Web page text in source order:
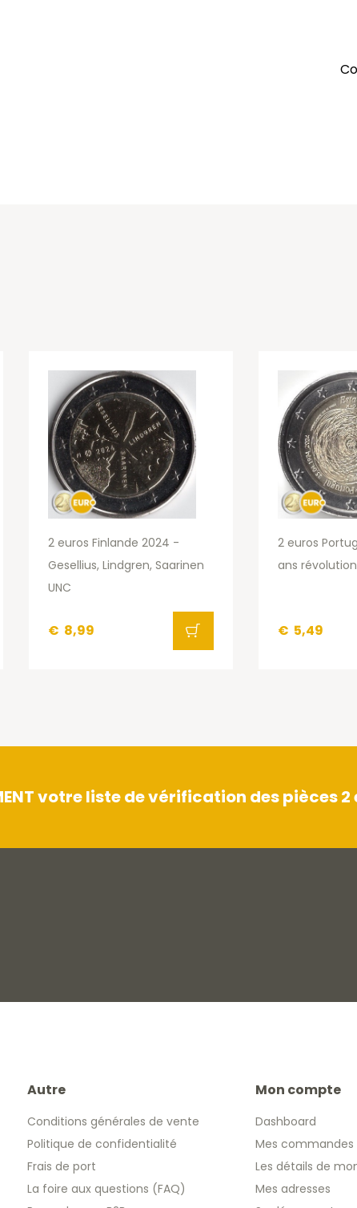
2 euros Finlande 2024 -
Gesellius, Lindgren, Saarinen
UNC
€ 8,99
2 euros
ans révolution
€ 5,49
votre liste de vérification des pièces
Autre
Conditions générales de vente
Politique de confidentialité
Frais de port
La foire aux questions (FAQ)
Mon compte
Dashboard
Mes commandes
Les détails de
Mes adresses